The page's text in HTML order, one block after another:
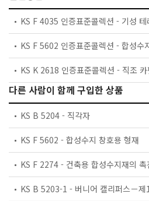
KS F 4035 인증표준콜렉션 - 기성 테
KS F 5602 인증표준콜렉션 - 합성수
다른 사람이 함께 구입한 상품
KS B 5204 - 직각자
KS F 5602 - 합성수지 창호용 형재
KS F 2274 - 건축용 합성수지재의 촉